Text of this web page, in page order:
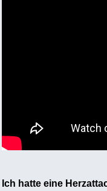
Ich hatte eine